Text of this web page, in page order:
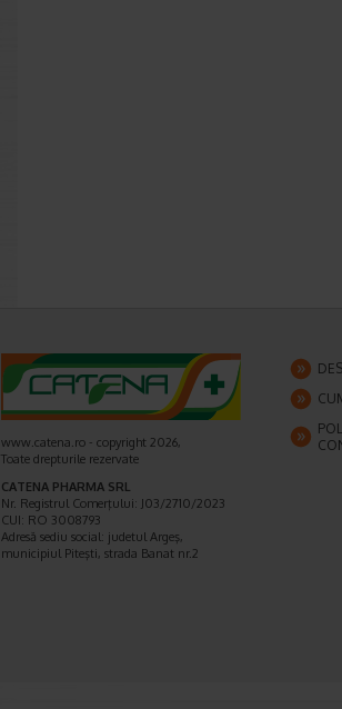
www.catena.ro - copyright 2026,
Toate drepturile rezervate
CATENA PHARMA SRL
Nr. Registrul Comerţului: J03/2710/2023
CUI: RO 3008793
Adresă sediu social: judetul Argeş,
municipiul Piteşti, strada Banat nr.2